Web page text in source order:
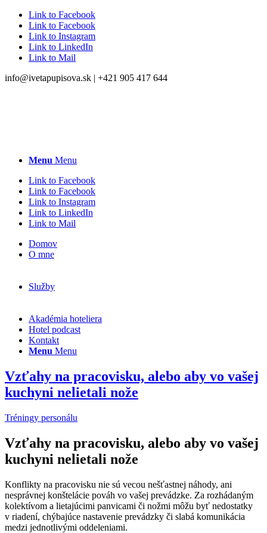
Link to Facebook
Link to Facebook
Link to Instagram
Link to LinkedIn
Link to Mail
info@ivetapupisova.sk | +421 905 417 644
Menu Menu
Link to Facebook
Link to Facebook
Link to Instagram
Link to LinkedIn
Link to Mail
Domov
O mne
Služby
Akadémia hoteliera
Hotel podcast
Kontakt
Menu Menu
Vzťahy na pracovisku, alebo aby vo vašej
kuchyni nelietali nože
Tréningy personálu
Vzťahy na pracovisku, alebo aby vo vašej
kuchyni nelietali nože
Konflikty na pracovisku nie sú vecou nešťastnej náhody, ani
nesprávnej konštelácie pováh vo vašej prevádzke. Za rozhádaným
kolektívom a lietajúcimi panvicami či nožmi môžu byť nedostatky
v riadení, chýbajúce nastavenie prevádzky či slabá komunikácia
medzi jednotlivými oddeleniami.